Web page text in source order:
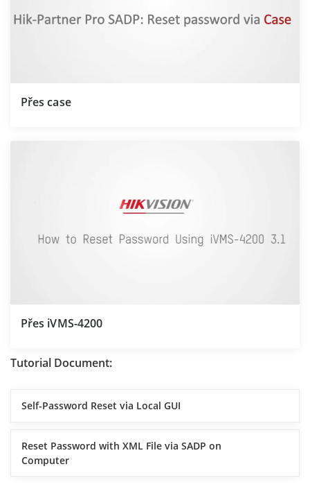
Přes case
Přes iVMS-4200
Tutorial Document:
Self-Password Reset via Local GUI
Reset Password with XML File via SADP on
Computer